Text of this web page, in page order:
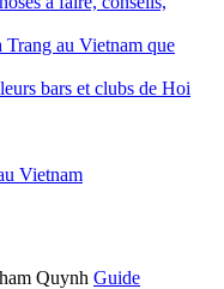
Trang au Vietnam que
bars et clubs de Hoi
Vietnam
Quynh Guide